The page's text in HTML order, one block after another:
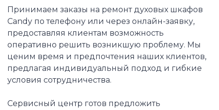
Принимаем заказы на ремонт духовых шкафов
Candy по телефону или через онлайн-заявку,
предоставляя клиентам возможность
оперативно решить возникшую проблему. Мы
ценим время и предпочтения наших клиентов,
предлагая индивидуальный подход и гибкие
условия сотрудничества.
Сервисный центр готов предложить